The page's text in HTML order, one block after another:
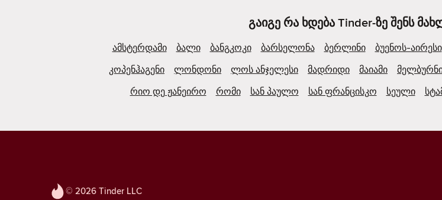
გაიგე რა ხდება Tinder-ზე შენს
ამსტერდამი ბალი ბანგკოკი ბარსელონა ბერლინი ბუენოს-აირესი
კოპენჰაგენი
ლონდონი ლოს ანჯელესი მადრიდი მაიამი
რიო დე ჟანეირო
რომი სან პაულო სან ფრანცისკო სეული
© 2026 Tinder LLC